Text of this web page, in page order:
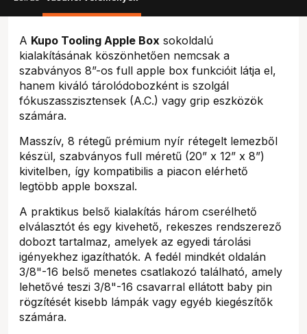
A Kupo Tooling Apple Box sokoldalú
kialakításának köszönhetően nemcsak a
szabványos 8”-os full apple box funkcióit látja el,
hanem kiváló tárolódobozként is szolgál
fókuszasszisztensek (A.C.) vagy grip eszközök
számára.
Masszív, 8 rétegű prémium nyír rétegelt lemezből
készül, szabványos full méretű (20” x 12” x 8”)
kivitelben, így kompatibilis a piacon elérhető
legtöbb apple boxszal.
A praktikus belső kialakítás három cserélhető
elválasztót és egy kivehető, rekeszes rendszerező
dobozt tartalmaz, amelyek az egyedi tárolási
igényekhez igazíthatók. A fedél mindkét oldalán
3/8"-16 belső menetes csatlakozó található, amely
lehetővé teszi 3/8"-16 csavarral ellátott baby pin
rögzítését kisebb lámpák vagy egyéb kiegészítők
számára.